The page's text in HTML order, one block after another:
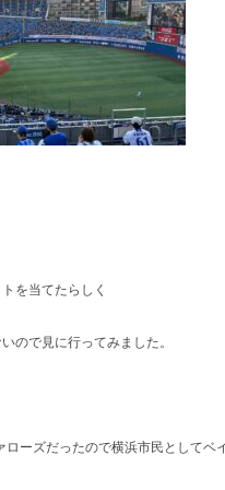
を当てたらしく
ので見に行ってみました。
ローズだったので横浜市民としてベ